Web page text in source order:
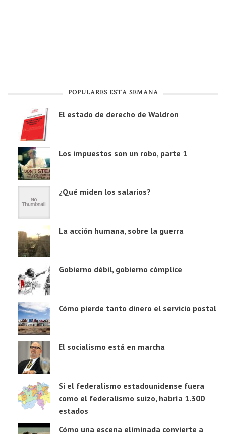
POPULARES ESTA SEMANA
El estado de derecho de Waldron
Los impuestos son un robo, parte 1
¿Qué miden los salarios?
La acción humana, sobre la guerra
Gobierno débil, gobierno cómplice
Cómo pierde tanto dinero el servicio postal
El socialismo está en marcha
Si el federalismo estadounidense fuera
como el federalismo suizo, habría 1.300
estados
Cómo una escena eliminada convierte a